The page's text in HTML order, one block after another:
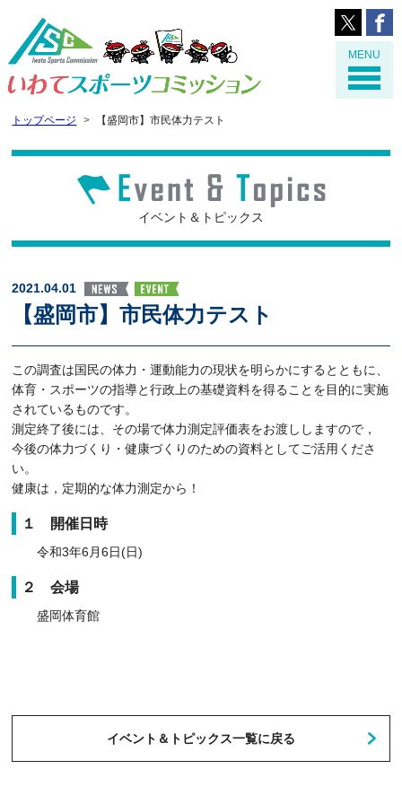
MENU
トップページ 【盛岡市】市民体力テスト
イベント＆トピックス
2021.04.01
【盛岡市】市民体力テスト
この調査は国民の体力・運動能力の現状を明らかにするとともに、
体育・スポーツの指導と行政上の基礎資料を得ることを目的に実施
されているものです。
測定終了後には、その場で体力測定評価表をお渡ししますので，
今後の体力づくり・健康づくりのための資料としてご活用くださ
い。
健康は，定期的な体力測定から！
１ 開催日時
令和3年6月6日(日)
２ 会場
盛岡体育館
イベント＆トピックス一覧に戻る